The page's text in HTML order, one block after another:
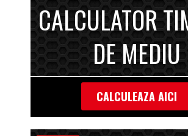
CALCULATOR
DE MEDIU
CALCULEAZA AICI